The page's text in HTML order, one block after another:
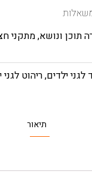
תוכן ונושא,מתקני
לגני ילדים,ריהוט לגני
תיאור